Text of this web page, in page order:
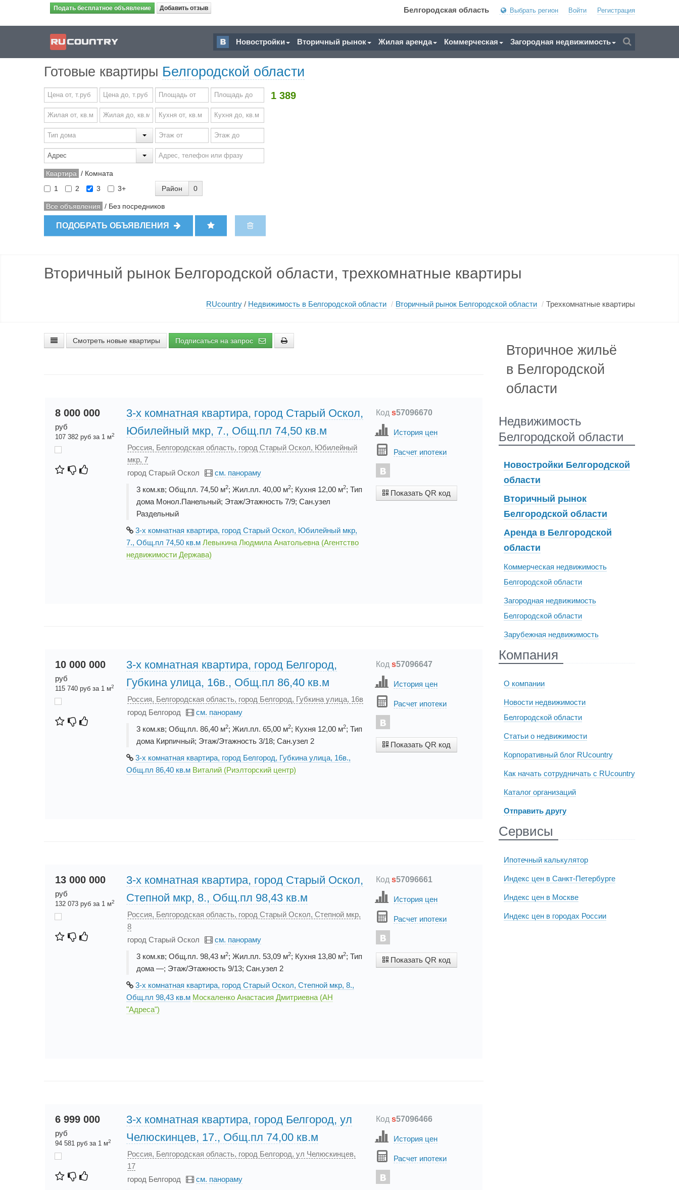
Подать бесплатное объявление Добавить отзыв Белгородская область Выбрать регион Войти Регистрация
Новостройки Вторичный рынок Жилая аренда Коммерческая Загородная недвижимость
Готовые квартиры Белгородской области
1 389
Квартира / Комната
1
2 3 3+ Район 0
Все объявления / Без посредников
ПОДОБРАТЬ ОБЪЯВЛЕНИЯ
Вторичный рынок Белгородской области, трехкомнатные квартиры
RUcountry / Недвижимость в Белгородской области / Вторичный рынок Белгородской области / Трехкомнатные квартиры
Смотреть новые квартиры Подписаться на запрос
8 000 000
руб
107 382 руб за 1 м2
3-х комнатная квартира, город Старый Оскол,
Юбилейный мкр, 7., Общ.пл 74,50 кв.м
Россия, Белгородская область, город Старый Оскол, Юбилейный
мкр, 7
город Старый Оскол
см. панораму
3 ком.кв; Общ.пл. 74,50 м2; Жил.пл. 40,00 м2; Кухня 12,00 м2; Тип
дома Монол.Панельный; Этаж/Этажность 7/9; Сан.узел
Раздельный
3-х комнатная квартира, город Старый Оскол, Юбилейный мкр,
7., Общ.пл 74,50 кв.м Левыкина Людмила Анатольевна (Агентство
недвижимости Держава)
Кодs57096670
История цен
Расчет ипотеки
Показать QR код
10 000 000
руб
115 740 руб за 1 м2
3-х комнатная квартира, город Белгород,
Губкина улица, 16в., Общ.пл 86,40 кв.м
Россия, Белгородская область, город Белгород, Губкина улица, 16в
город Белгород
см. панораму
3 ком.кв; Общ.пл. 86,40 м2; Жил.пл. 65,00 м2; Кухня 12,00 м2; Тип
дома Кирпичный; Этаж/Этажность 3/18; Сан.узел 2
3-х комнатная квартира, город Белгород, Губкина улица, 16в.,
Общ.пл 86,40 кв.м Виталий (Риэлторский центр)
Кодs57096647
История цен
Расчет ипотеки
Показать QR код
13 000 000
руб
132 073 руб за 1 м2
3-х комнатная квартира, город Старый Оскол,
Степной мкр, 8., Общ.пл 98,43 кв.м
Россия, Белгородская область, город Старый Оскол, Степной мкр,
8
город Старый Оскол
см. панораму
3 ком.кв; Общ.пл. 98,43 м2; Жил.пл. 53,09 м2; Кухня 13,80 м2; Тип
дома —; Этаж/Этажность 9/13; Сан.узел 2
3-х комнатная квартира, город Старый Оскол, Степной мкр, 8.,
Общ.пл 98,43 кв.м Москаленко Анастасия Дмитриевна (АН
"Адреса")
Кодs57096661
История цен
Расчет ипотеки
Показать QR код
6 999 000
руб
94 581 руб за 1 м2
3-х комнатная квартира, город Белгород, ул
Челюскинцев, 17., Общ.пл 74,00 кв.м
Россия, Белгородская область, город Белгород, ул Челюскинцев,
17
город Белгород
см. панораму
Кодs57096466
История цен
Расчет ипотеки
Вторичное жильё
в Белгородской
области
Недвижимость
Белгородской области
Новостройки Белгородской
области
Вторичный рынок
Белгородской области
Аренда в Белгородской
области
Коммерческая недвижимость
Белгородской области
Загородная недвижимость
Белгородской области
Зарубежная недвижимость
Компания
О компании
Новости недвижимости
Белгородской области
Статьи о недвижимости
Корпоративный блог RUcountry
Как начать сотрудничать с RUcountry
Каталог организаций
Отправить другу
Сервисы
Ипотечный калькулятор
Индекс цен в Санкт-Петербурге
Индекс цен в Москве
Индекс цен в городах России